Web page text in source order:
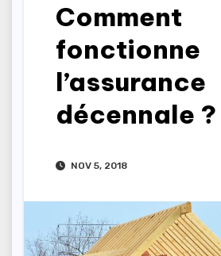
Comment
fonctionne
l’assurance
décennale ?
NOV 5, 2018